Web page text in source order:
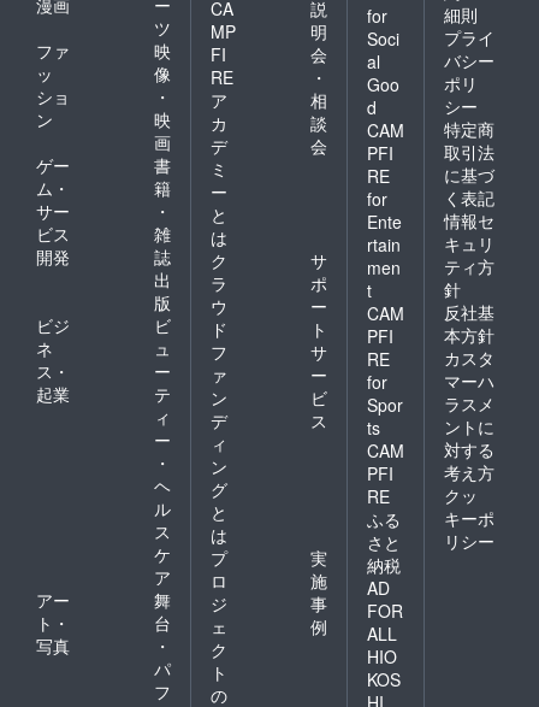
漫画
ー
ツ
ファ
ッ
ショ
ン
映
像
・
映
画
ゲー
ム・
サー
ビス
開発
書
籍
・
雑
誌
出
版
ビジ
ネ
ス・
起業
ビ
ュ
ー
テ
ィ
ー
・
ヘ
ル
ス
ケ
ア
アー
ト・
写真
舞
台
・
パ
フ
CA
MP
FI
RE
ア
カ
デ
ミ
ー
と
は
説
明
会
・
相
談
会
ク
ラ
ウ
ド
フ
ァ
ン
デ
ィ
ン
グ
と
は
サ
ポ
ー
ト
サ
ー
ビ
ス
プ
ロ
ジ
ェ
ク
ト
の
実
施
事
例
for
Soci
al
Goo
d
CAM
PFI
RE
for
Ente
rtain
men
t
CAM
PFI
RE
for
Spor
ts
CAM
PFI
RE
ふる
さと
納税
AD
FOR
ALL
HIO
KOS
細則
プライ
バシー
ポリ
シー
特定商
取引法
に基づ
く表記
情報セ
キュリ
ティ方
針
反社基
本方針
カスタ
マーハ
ラスメ
ントに
対する
考え方
クッ
キーポ
リシー